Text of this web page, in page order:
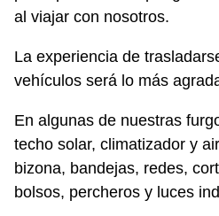
al viajar con nosotros.
La experiencia de
vehículos será lo más
En algunas de nuestras
techo solar, climatizador y
bizona, bandejas, redes,
bolsos, percheros y luces